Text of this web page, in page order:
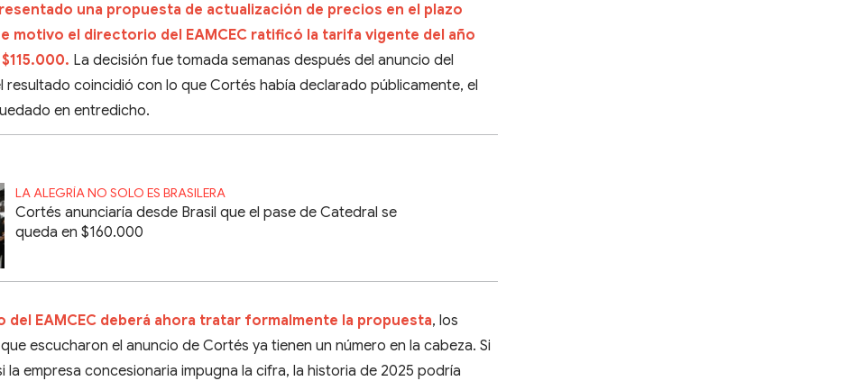
una propuesta de actualización de precios en el plazo
motivo el directorio del EAMCEC ratificó la tarifa vigente del año
La decisión fue tomada semanas después del anuncio del
resultado coincidió con lo que Cortés había declarado públicamente, el
en entredicho.
LA ALEGRÍA NO SOLO ES BRASILERA
Cortés anunciaría desde Brasil que el pase de Catedral se
queda en $160.000
EAMCEC deberá ahora tratar formalmente la propuesta, los
escucharon el anuncio de Cortés ya tienen un número en la cabeza. Si
la empresa concesionaria impugna la cifra, la historia de 2025 podría